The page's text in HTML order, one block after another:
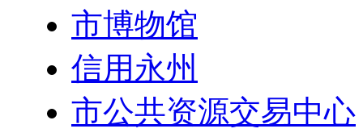
市博物馆
信用永州
市公共资源交易中心